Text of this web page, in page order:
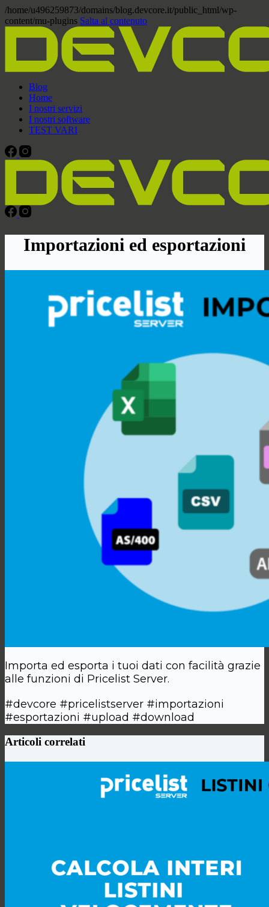
/home/u496259873/domains/blog.devcore.it/public_html/wp-
content/mu-plugins Salta al contenuto
Blog
Home
I nostri servizi
I nostri software
TEST VARI
Importazioni ed esportazioni
Importa ed esporta i tuoi dati con facilità grazie
alle funzioni di Pricelist Server.
#devcore #pricelistserver #importazioni
#esportazioni #upload #download
Articoli correlati